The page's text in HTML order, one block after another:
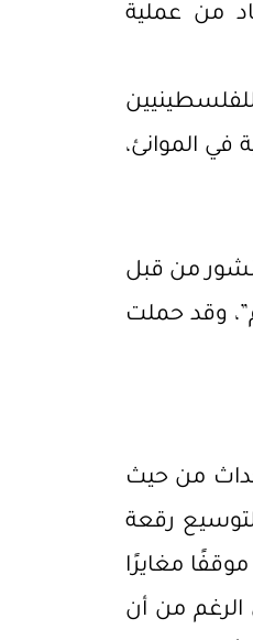
من عملية
في الموانئ،
من قبل
وقد حملت
من حيث
رقعة
مغايرًا
الرغم من أن